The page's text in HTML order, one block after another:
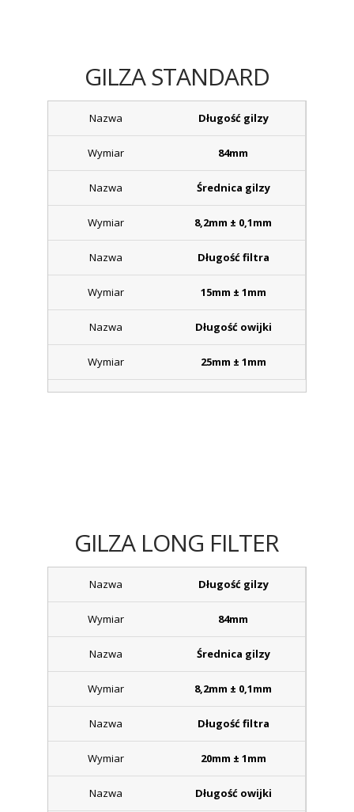
GILZA STANDARD
Długość gilzy
84mm
Średnica gilzy
8,2mm ± 0,1mm
Długość filtra
15mm ± 1mm
Długość owijki
25mm ± 1mm
GILZA LONG FILTER
Długość gilzy
84mm
Średnica gilzy
8,2mm ± 0,1mm
Długość filtra
20mm ± 1mm
Długość owijki